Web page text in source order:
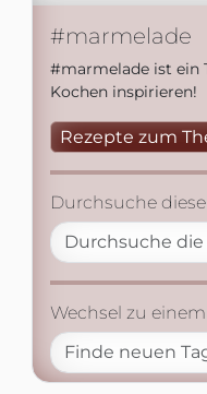
#marmelade
#marmelade ist ein
Kochen inspirieren!
Rezepte zum
Durchsuche
Wechsel zu